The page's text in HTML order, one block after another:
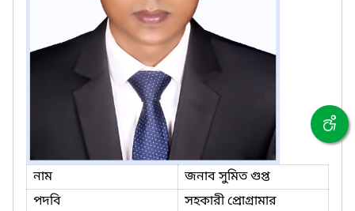
নাম
জনাব সুমিত গুপ্ত
পদবি
সহকারী প্রোগ্রামার